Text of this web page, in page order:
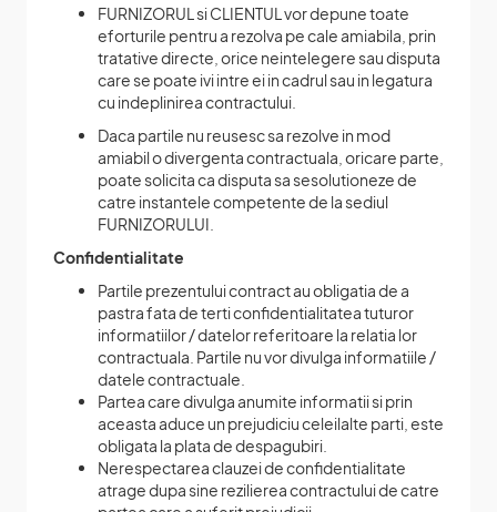
FURNIZORUL si CLIENTUL vor depune toate
eforturile pentru a rezolva pe cale amiabila, prin
tratative directe, orice neintelegere sau disputa
care se poate ivi intre ei in cadrul sau in legatura
cu indeplinirea contractului.
Daca partile nu reusesc sa rezolve in mod
amiabil o divergenta contractuala, oricare parte,
poate solicita ca disputa sa sesolutioneze de
catre instantele competente de la sediul
FURNIZORULUI.
Confidentialitate
Partile prezentului contract au obligatia de a
pastra fata de terti confidentialitatea tuturor
informatiilor / datelor referitoare la relatia lor
contractuala. Partile nu vor divulga informatiile /
datele contractuale.
Partea care divulga anumite informatii si prin
aceasta aduce un prejudiciu celeilalte parti, este
obligata la plata de despagubiri.
Nerespectarea clauzei de confidentialitate
atrage dupa sine rezilierea contractului de catre